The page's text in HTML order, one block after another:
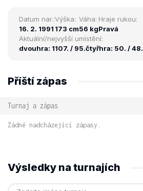
Datum nar.:
16. 2. 1991
Výška:
173 cm
Váha:
56 kg
Hraje rukou:
Pravá
Aktuální/nejvyšší umístění:
dvouhra: 1107. / 95.čtyřhra: 50. / 48.
Příští zápas
Turnaj a zápas
Žádné nadcházející zápasy.
Výsledky na turnajích